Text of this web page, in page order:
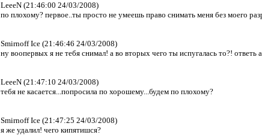
LeeeN (21:46:00 24/03/2008)
по плохому? первое..ты просто не умеешь право снимать меня без моего
Smirnoff Ice (21:46:46 24/03/2008)
ну воопервых я не тебя снимал! а во вторых чего ты испугалась то?! ответь
LeeeN (21:47:10 24/03/2008)
тебя не касается...попросила по хорошему...будем по плохому?
Smirnoff Ice (21:47:25 24/03/2008)
я же удалил! чего кипятишся?